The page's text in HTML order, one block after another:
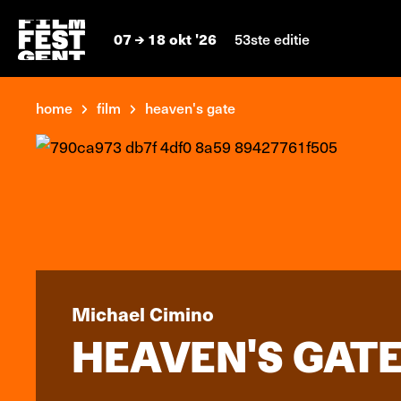
07 18 okt '26 53ste editie
home film heaven's gate
Michael Cimino
HEAVEN'S